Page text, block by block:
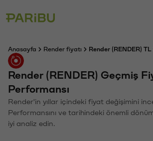
Anasayfa Render fiyatı Render (RENDER)
Render (RENDER) Geçmiş
Performansı
Render'in yıllar içindeki fiyat değişimini
Performansını ve tarihindeki önemli
iyi analiz edin.